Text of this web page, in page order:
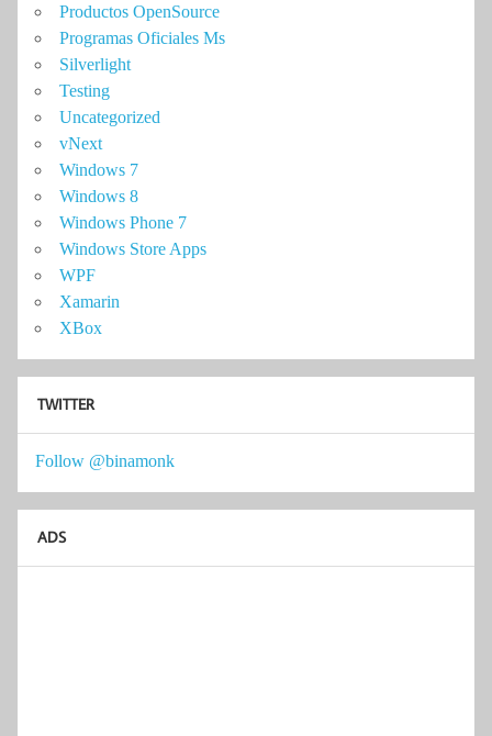
Productos OpenSource
Programas Oficiales Ms
Silverlight
Testing
Uncategorized
vNext
Windows 7
Windows 8
Windows Phone 7
Windows Store Apps
WPF
Xamarin
XBox
TWITTER
Follow @binamonk
ADS